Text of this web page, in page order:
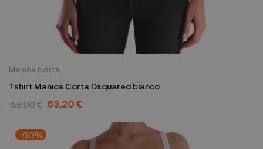
Manica Corta
Tshirt Manica Corta Dsquared bianco
158,00 € 63,20 €
-60%